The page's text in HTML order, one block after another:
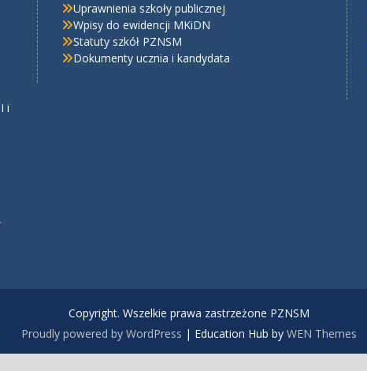
i
Uprawnienia szkoły publicznej
Wpisy do ewidencji MKiDN
Statuty szkół PZNSM
Dokumenty ucznia i kandydata
Copyright. Wszelkie prawa zastrzeżone PZNSM
Proudly powered by WordPress | Education Hub by WEN Themes